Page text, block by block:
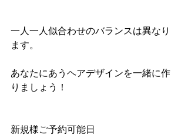
一人一人似合わせのバランスは異なり
ます。
あなたにあうヘアデザインを一緒に作
りましょう！
新規様ご予約可能日